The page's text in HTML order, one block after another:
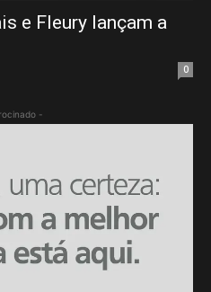
e Fleury lançam a
0
-